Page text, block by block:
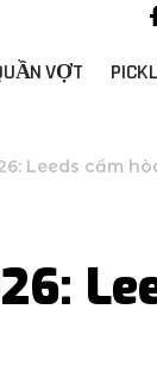
VỢT
Leeds cầm